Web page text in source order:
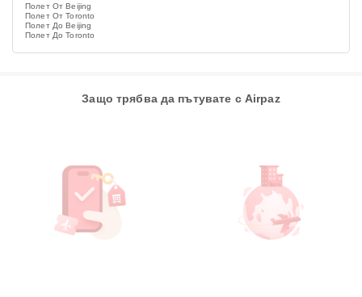
Полет От Beijing
Полет От Toronto
Полет До Beijing
Полет До Toronto
Защо трябва да пътувате с Airpaz